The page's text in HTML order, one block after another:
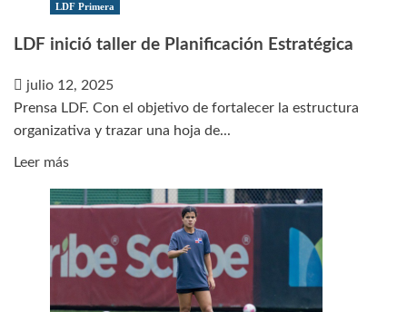
de
LDF
LDF Primera
LDF inició taller de Planificación Estratégica
julio 12, 2025
Prensa LDF. Con el objetivo de fortalecer la estructura
organizativa y trazar una hoja de...
Leer másLeer
sobre
LDF
inició
taller